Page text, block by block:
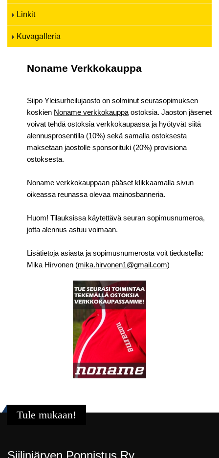
Linkit
Kuvagalleria
Noname Verkkokauppa
Siipo Yleisurheilujaosto on solminut seurasopimuksen
koskien Noname verkkokauppa ostoksia. Jaoston jäsenet
voivat tehdä ostoksia verkkokaupassa ja hyötyvät siitä
alennusprosentilla (10%) sekä samalla ostoksesta
maksetaan jaostolle sponsorituki (20%) provisiona
ostoksesta.
Noname verkkokauppaan pääset klikkaamalla sivun
oikeassa reunassa olevaa mainosbanneria.
Huom! Tilauksissa käytettävä seuran sopimusnumeroa,
jotta alennus astuu voimaan.
Lisätietoja asiasta ja sopimusnumerosta voit tiedustella:
Mika Hirvonen (mika.hirvonen1@gmail.com)
Tule mukaan!
Siilinjärven Ponnistus Ry